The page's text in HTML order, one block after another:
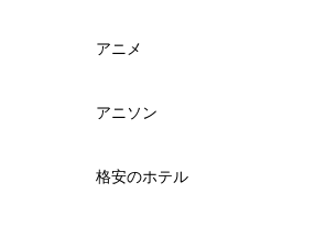
アニメ
アニソン
格安のホテル